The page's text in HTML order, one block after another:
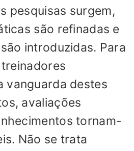
pesquisas surgem,
são refinadas e
introduzidas. Para
vanguarda destes
avaliações
tornam-
Não se trata